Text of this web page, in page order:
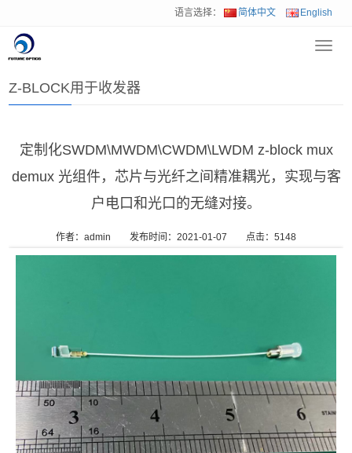
语言选择： 简体中文 English
首页
Z-BLOCK用于收发器
定制化SWDM\MWDM\CWDM\LWDM z-block mux
demux 光组件，芯片与光纤之间精准耦光，实现与客
户电口和光口的无缝对接。
作者：admin 发布时间：2021-01-07 点击： 5148